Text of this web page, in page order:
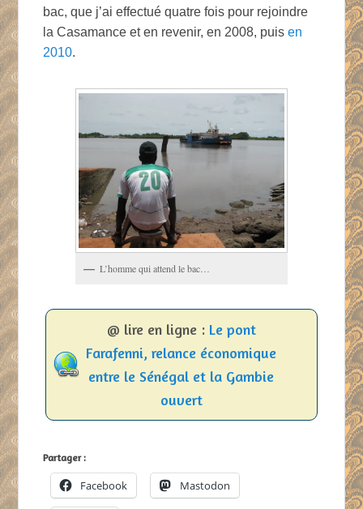
bac, que j’ai effectué quatre fois pour rejoindre
la Casamance et en revenir, en 2008, puisen
2010.
L’homme qui attend le bac…
@ lire en ligne : Le pont
Farafenni, relance économique
entre le Sénégal et la Gambie
ouvert
Partager :
Facebook Mastodon